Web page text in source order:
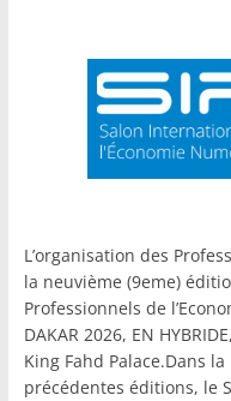
L’organisation des
la neuvième (9eme)
Professionnels de
DAKAR 2026, EN
King Fahd Palace.Dans
précédentes éditions, le